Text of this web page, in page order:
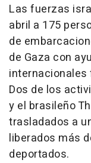
Las fuerzas
abril a 175
de
de Gaza con
internacionales
Dos de los
y el brasileño
trasladados a
liberados más
deportados.